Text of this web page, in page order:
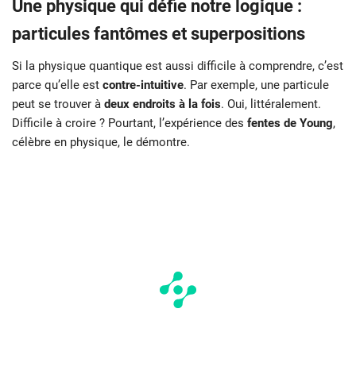
Une physique qui défie notre logique :
particules fantômes et superpositions
Si la physique quantique est aussi difficile à comprendre, c’est
parce qu’elle est contre-intuitive. Par exemple, une particule
peut se trouver à deux endroits à la fois. Oui, littéralement.
Difficile à croire ? Pourtant, l’expérience des fentes de Young,
célèbre en physique, le démontre.